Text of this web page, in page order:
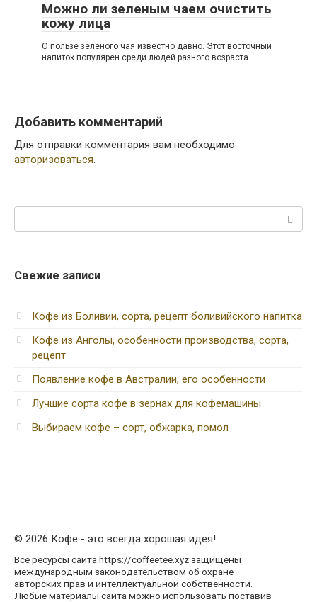
Можно ли зеленым чаем очистить
кожу лица
О пользе зеленого чая известно давно. Этот восточный
напиток популярен среди людей разного возраста
Добавить комментарий
Для отправки комментария вам необходимо
авторизоваться.
Свежие записи
Кофе из Боливии, сорта, рецепт боливийского напитка
Кофе из Анголы, особенности производства, сорта,
рецепт
Появление кофе в Австралии, его особенности
Лучшие сорта кофе в зернах для кофемашины
Выбираем кофе – сорт, обжарка, помол
© 2026 Кофе - это всегда хорошая идея!
Все ресурсы сайта https://coffeetee.xyz защищены
международным законодательством об охране
авторских прав и интеллектуальной собственности.
Любые материалы сайта можно использовать поставив